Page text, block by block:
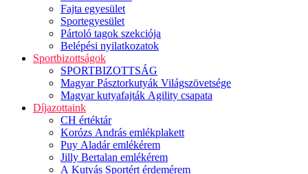
Fajta egyesület
Sportegyesület
Pártoló tagok szekciója
Belépési nyilatkozatok
Sportbizottságok
SPORTBIZOTTSÁG
Magyar Pásztorkutyák Világszövetsége
Magyar kutyafajták Agility csapata
Díjazottaink
CH értéktár
Korózs András emlékplakett
Puy Aladár emlékérem
Jilly Bertalan emlékérem
A Kutyás Sportért érdemérem